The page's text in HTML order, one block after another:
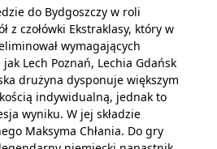
do Bydgoszczy w roli
z czołówki Ekstraklasy, który w
wymagających
Lech Poznań, Lechia Gdańsk
drużyna dysponuje większym
indywidualną, jednak to
wyniku. W jej składzie
Maksyma Chłania. Do gry